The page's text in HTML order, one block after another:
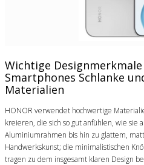
Wichtige
Smartphones Schlanke
Materialien
HONOR verwendet hochwertige
kreieren, die sich so gut anfühlen, wie sie
Aluminiumrahmen bis hin zu glattem,
Handwerkskunst; die minimalistischen
tragen zu dem insgesamt klaren Design